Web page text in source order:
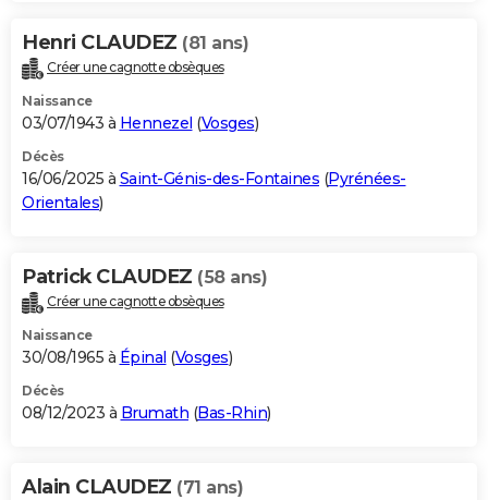
Carte de Noël
Carte Bonne année
Carte Saint-Valentin
Carte Pâques
Carte d'anniversaire
DICTIONNAIRE
Dictionnaire
Biographies
Citations
Expressions
Proverbes
PROGRAMME TV
S'inscrire
Se connecter
Lycées
Collèges
Primaires
Universités
Entreprises
Service militaire
Avis de recherche
AVIS DE DÉCÈS
Bricolage
Lifestyle
Culture
Sport
Auto
Television
Voyage
Cinema
Henri CLAUDEZ (81 ans)
Créer une cagnotte obsèques
Naissance
03/07/1943 à Hennezel (Vosges)
Décès
16/06/2025 à Saint-Génis-des-Fontaines (Pyrénées-
Orientales)
Patrick CLAUDEZ (58 ans)
Créer une cagnotte obsèques
Naissance
30/08/1965 à Épinal (Vosges)
Décès
08/12/2023 à Brumath (Bas-Rhin)
Alain CLAUDEZ (71 ans)